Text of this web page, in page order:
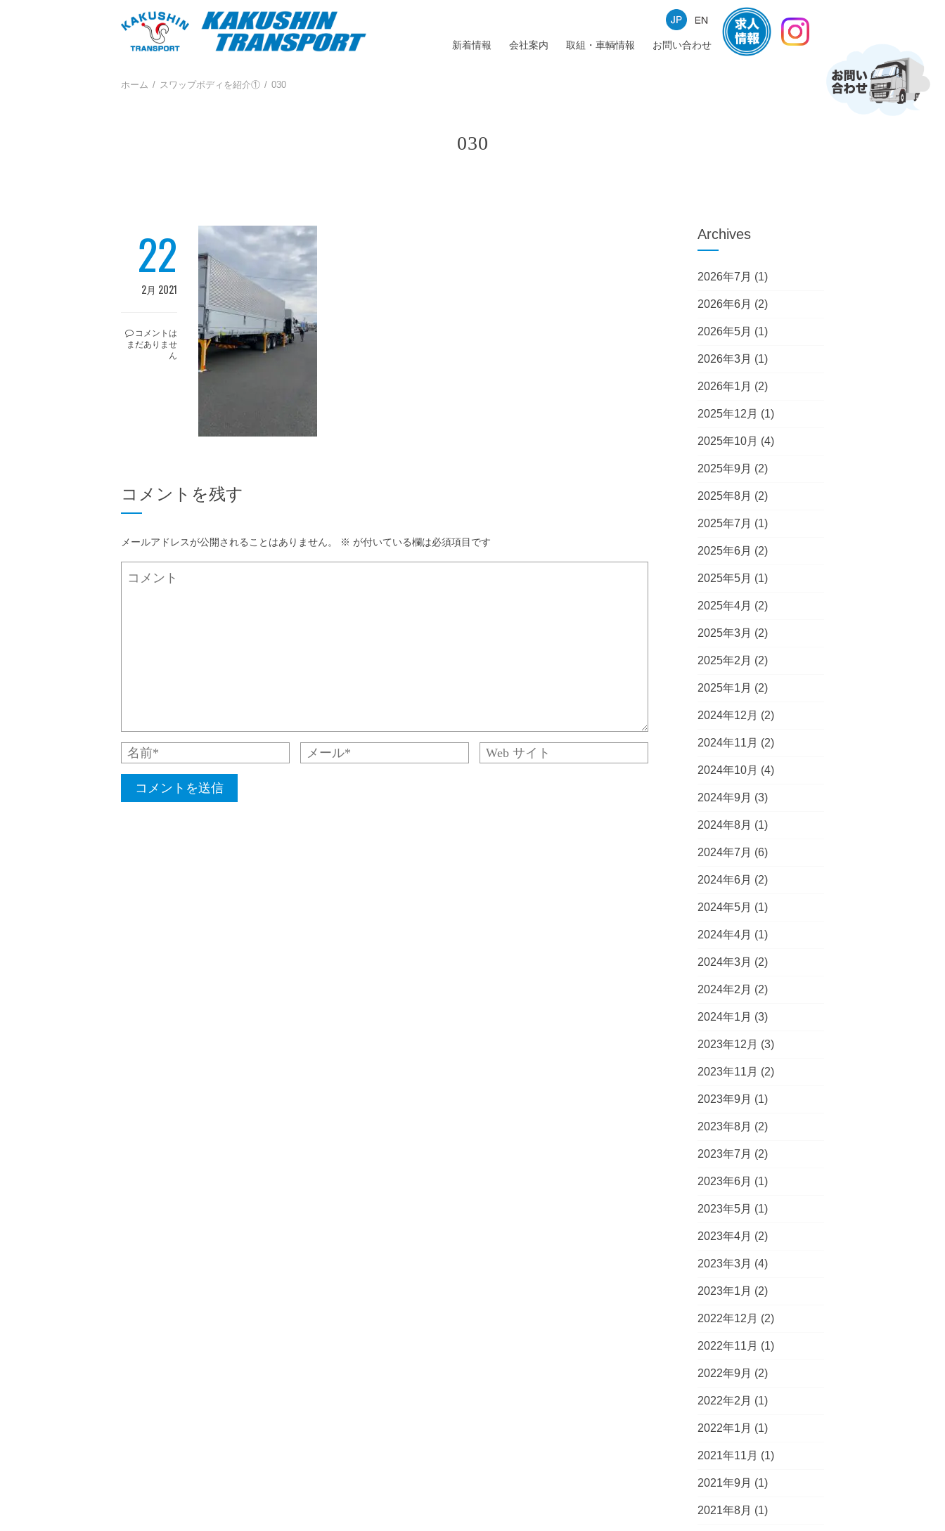
新着情報 会社案内 取組・車輌情報 お問い合わせ
ホーム スワップボディを紹介① 030
030
22
2月 2021
コメントは
まだありませ
ん
コメントを残す
メールアドレスが公開されることはありません。 ※ が付いている欄は必須項目です
Archives
2026年7月 (1)
2026年6月 (2)
2026年5月 (1)
2026年3月 (1)
2026年1月 (2)
2025年12月 (1)
2025年10月 (4)
2025年9月 (2)
2025年8月 (2)
2025年7月 (1)
2025年6月 (2)
2025年5月 (1)
2025年4月 (2)
2025年3月 (2)
2025年2月 (2)
2025年1月 (2)
2024年12月 (2)
2024年11月 (2)
2024年10月 (4)
2024年9月 (3)
2024年8月 (1)
2024年7月 (6)
2024年6月 (2)
2024年5月 (1)
2024年4月 (1)
2024年3月 (2)
2024年2月 (2)
2024年1月 (3)
2023年12月 (3)
2023年11月 (2)
2023年9月 (1)
2023年8月 (2)
2023年7月 (2)
2023年6月 (1)
2023年5月 (1)
2023年4月 (2)
2023年3月 (4)
2023年1月 (2)
2022年12月 (2)
2022年11月 (1)
2022年9月 (2)
2022年2月 (1)
2022年1月 (1)
2021年11月 (1)
2021年9月 (1)
2021年8月 (1)